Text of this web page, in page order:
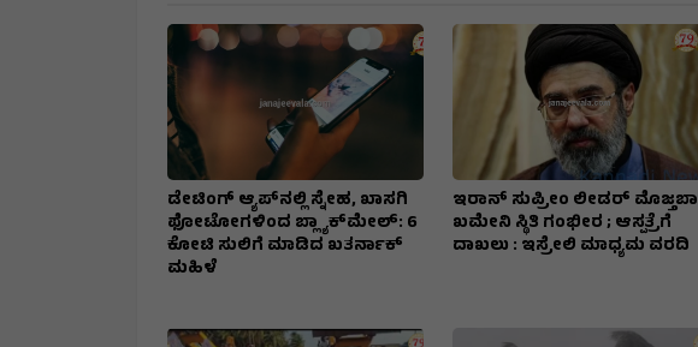
ಡೇಟಿಂಗ್ ಆ್ಯಪ್‌ನಲ್ಲಿ ಸ್ನೇಹ, ಖಾಸಗಿ
ಫೋಟೋಗಳಿಂದ ಬ್ಲ್ಯಾಕ್‌ಮೇಲ್: ₹6
ಕೋಟಿ ಸುಲಿಗೆ ಮಾಡಿದ ಖತರ್ನಾಕ್‌
ಮಹಿಳೆ
ಇರಾನ್‌ ಸುಪ್ರೀಂ ಲೀಡರ್‌ ಮೊಜ್ತಬಾ
ಖಮೇನಿ ಸ್ಥಿತಿ ಗಂಭೀರ ; ಆಸ್ಪತ್ರೆಗೆ
ದಾಖಲು : ಇಸ್ರೇಲಿ ಮಾಧ್ಯಮ ವರದಿ